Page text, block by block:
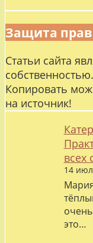
Защита прав
Статьи сайта
Копировать
на источник!
всех
14
это…